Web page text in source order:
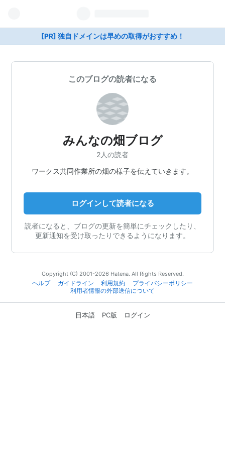
[PR] 独自ドメインは早めの取得がおすすめ！
このブログの読者になる
みんなの畑ブログ
2人の読者
ワークス共同作業所の畑の様子を伝えていきます。
ログインして読者になる
読者になると、ブログの更新を簡単にチェックしたり、
更新通知を受け取ったりできるようになります。
Copyright (C) 2001-2026 Hatena. All Rights Reserved.
ヘルプ
ガイドライン 利用規約
プライバシーポリシー
利用者情報の外部送信について
日本語 PC版 ログイン